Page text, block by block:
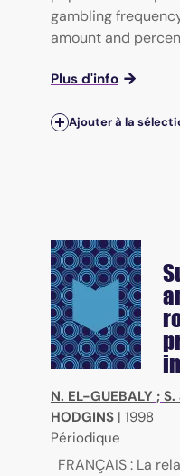
gambling
amount and
Plus d'info
Ajouter à la
N. EL-GUEBALY ; S.
HODGINS | 1998
Périodique
FRANÇAIS : La